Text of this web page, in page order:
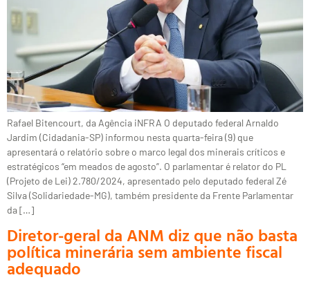
Rafael Bitencourt, da Agência iNFRA O deputado federal Arnaldo
Jardim (Cidadania-SP) informou nesta quarta-feira (9) que
apresentará o relatório sobre o marco legal dos minerais críticos e
estratégicos “em meados de agosto”. O parlamentar é relator do PL
(Projeto de Lei) 2.780/2024, apresentado pelo deputado federal Zé
Silva (Solidariedade-MG), também presidente da Frente Parlamentar
da […]
Diretor-geral da ANM diz que não basta
política minerária sem ambiente fiscal
adequado